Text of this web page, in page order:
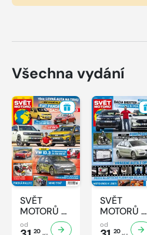
Všechna vydání
SVĚT
MOTORŮ -
33/2026
od
20
SVĚT
MOTORŮ -
32/2026
od
20